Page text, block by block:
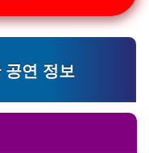
공연 정보